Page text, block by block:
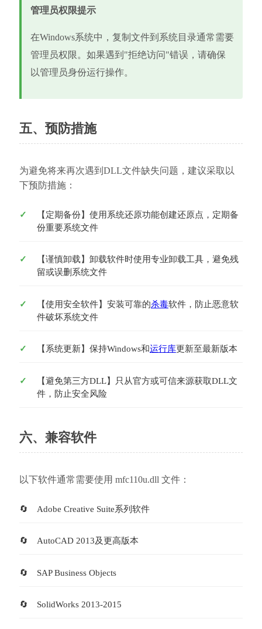
管理员权限提示
在Windows系统中，复制文件到系统目录通常需要
管理员权限。如果遇到"拒绝访问"错误，请确保
以管理员身份运行操作。
五、预防措施
为避免将来再次遇到DLL文件缺失问题，建议采取以
下预防措施：
【定期备份】使用系统还原功能创建还原点，定期备
份重要系统文件
【谨慎卸载】卸载软件时使用专业卸载工具，避免残
留或误删系统文件
【使用安全软件】安装可靠的杀毒软件，防止恶意软
件破坏系统文件
【系统更新】保持Windows和运行库更新至最新版本
【避免第三方DLL】只从官方或可信来源获取DLL文
件，防止安全风险
六、兼容软件
以下软件通常需要使用 mfc110u.dll 文件：
Adobe Creative Suite系列软件
AutoCAD 2013及更高版本
SAP Business Objects
SolidWorks 2013-2015